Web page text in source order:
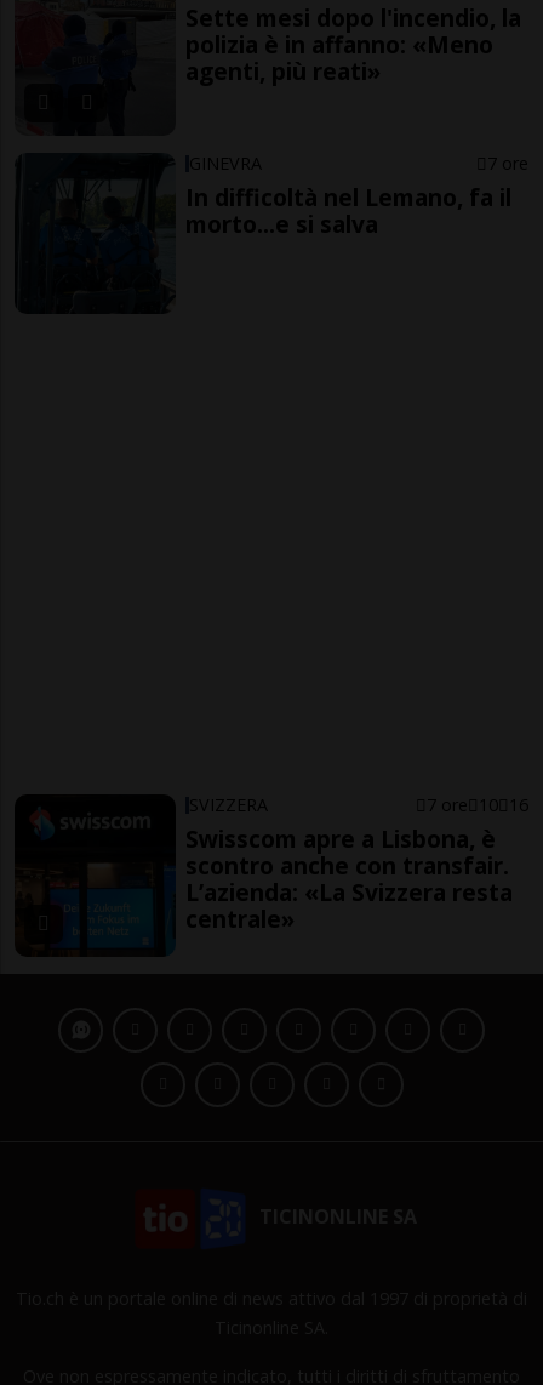
Sette mesi dopo l'incendio, la
polizia è in affanno: «Meno
agenti, più reati»
GINEVRA 7 ore
In difficoltà nel Lemano, fa il
morto...e si salva
SVIZZERA 7 ore 10 16
Swisscom apre a Lisbona, è
scontro anche con transfair.
L’azienda: «La Svizzera resta
centrale»